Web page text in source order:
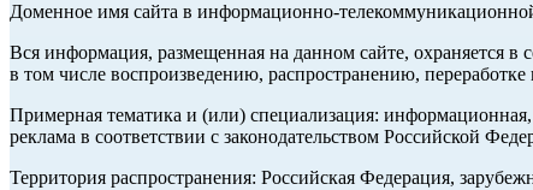
Доменное имя сайта в информационно-
Вся информация, размещенная на данном сайте, охраняется
в том числе воспроизведению, распространению,
Примерная тематика и (или) специализация: информационная,
реклама в соответствии с законодательством Российской
Территория распространения: Российская Федерация,